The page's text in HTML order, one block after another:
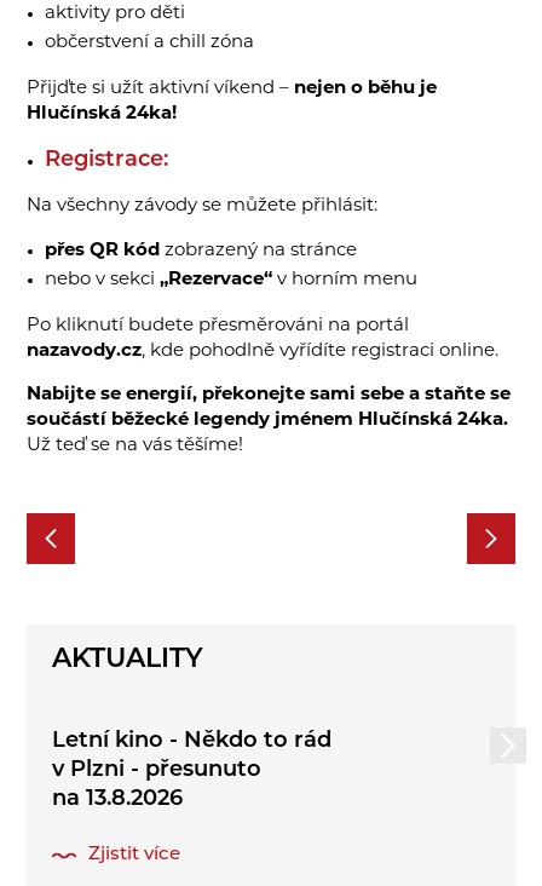
aktivity pro děti
občerstvení a chill zóna
Přijďte si užít aktivní víkend – nejen o běhu je
Hlučínská 24ka!
Registrace:
Na všechny závody se můžete přihlásit:
přes QR kód zobrazený na stránce
nebo v sekci„Rezervace“ v horním menu
Po kliknutí budete přesměrováni na portál
nazavody.cz, kde pohodlně vyřídíte registraci online.
Nabijte se energií, překonejte sami sebe a staňte se
součástí běžecké legendy jménem Hlučínská 24ka.
Už teď se na vás těšíme!
AKTUALITY
Letní kino - Někdo to rád
v Plzni - přesunuto
na 13.8.2026
Zjistit více